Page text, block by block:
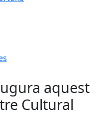
aquest
Cultural